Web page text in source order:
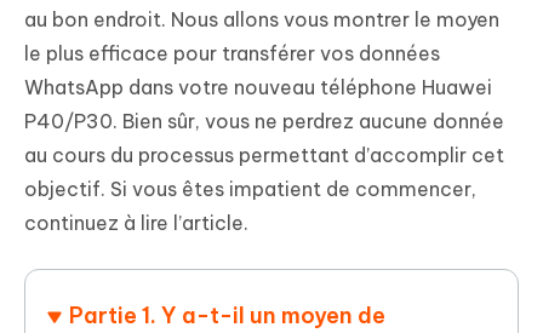
au bon endroit. Nous allons vous montrer le moyen
le plus efficace pour transférer vos données
WhatsApp dans votre nouveau téléphone Huawei
P40/P30. Bien sûr, vous ne perdrez aucune donnée
au cours du processus permettant d’accomplir cet
objectif. Si vous êtes impatient de commencer,
continuez à lire l’article.
Partie 1. Y a-t-il un moyen de